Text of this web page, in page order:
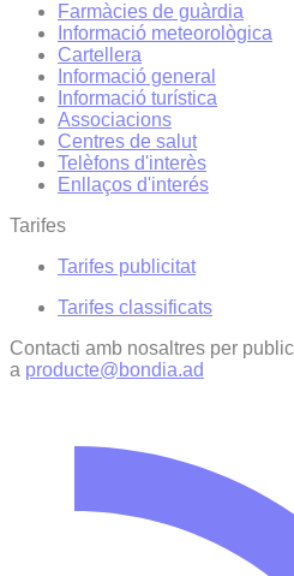
Farmàcies de guàrdia
Informació meteorològica
Cartellera
Informació general
Informació turística
Associacions
Centres de salut
Telèfons d'interès
Enllaços d'interés
Tarifes
Tarifes publicitat
Tarifes classificats
Contacti amb nosaltres per
a producte@bondia.ad